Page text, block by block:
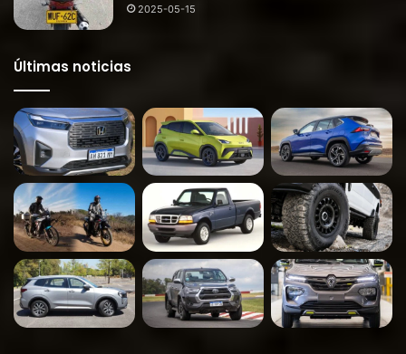
2025-05-15
Últimas noticias